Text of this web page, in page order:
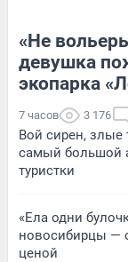
«Не
девушка
экопарка
7 часов 3 176
Вой сирен, злые
самый большой
туристки
«Ела одни
новосибирцы —
ценой